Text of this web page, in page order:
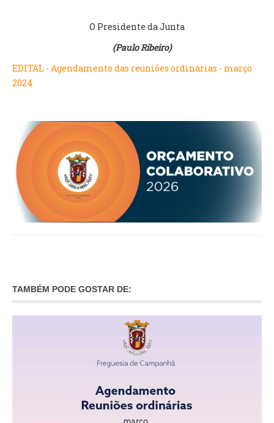
O Presidente da Junta
(Paulo Ribeiro)
EDITAL - Agendamento das reuniões ordinárias - março
2024
TAMBÉM PODE GOSTAR DE: